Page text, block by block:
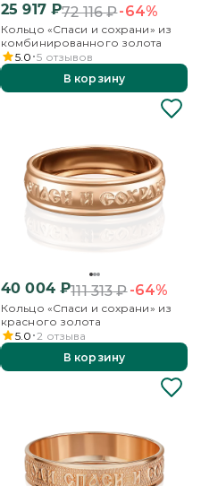
25 917₽72 116₽-64%
Кольцо «Спаси и сохрани» из
комбинированного золота
5.0 5 отзывов
В корзину
40 004₽111 313₽-64%
Кольцо «Спаси и сохрани» из
красного золота
5.0 2 отзыва
В корзину